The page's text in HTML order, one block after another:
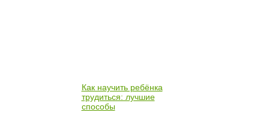
Как научить ребёнка
трудиться: лучшие
способы